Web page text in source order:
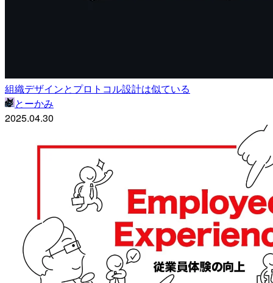
組織デザインとプロトコル設計は似ている
とーかみ
2025.04.30